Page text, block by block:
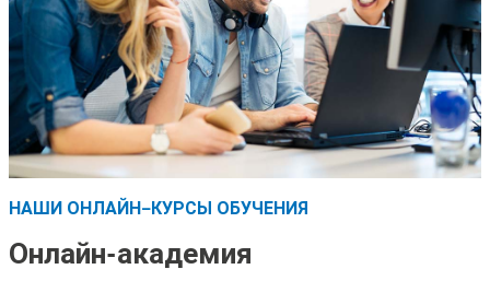
НАШИ ОНЛАЙН-КУРСЫ ОБУЧЕНИЯ
Онлайн-академия